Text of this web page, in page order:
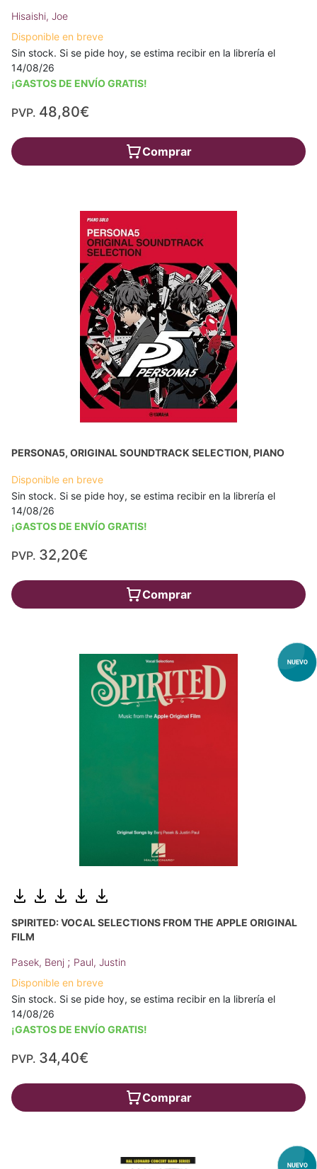
Hisaishi, Joe
Disponible en breve
Sin stock. Si se pide hoy, se estima recibir en la librería el
14/08/26
¡GASTOS DE ENVÍO GRATIS!
PVP. 48,80€
Comprar
PERSONA5, ORIGINAL SOUNDTRACK SELECTION, PIANO
Disponible en breve
Sin stock. Si se pide hoy, se estima recibir en la librería el
14/08/26
¡GASTOS DE ENVÍO GRATIS!
PVP. 32,20€
Comprar
SPIRITED: VOCAL SELECTIONS FROM THE APPLE ORIGINAL
FILM
Pasek, Benj ; Paul, Justin
Disponible en breve
Sin stock. Si se pide hoy, se estima recibir en la librería el
14/08/26
¡GASTOS DE ENVÍO GRATIS!
PVP. 34,40€
Comprar